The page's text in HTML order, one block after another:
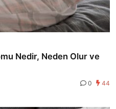
Nedir, Neden Olur ve
0 44